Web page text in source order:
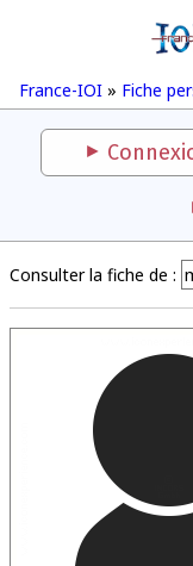
France-IOI » Fiche
Consulter la fiche de :